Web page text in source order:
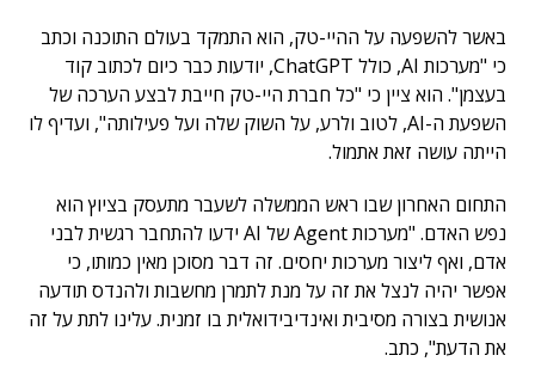
באשר להשפעה על ההיי-טק, הוא התמקד בעולם התוכנה וכתב
כי "מערכות AI, כולל ChatGPT, יודעות כבר כיום לכתוב קוד
בעצמן". הוא ציין כי "כל חברת היי-טק חייבת לבצע הערכה של
השפעת ה-AI, לטוב ולרע, על השוק שלה ועל פעילותה", ועדיף לו
הייתה עושה זאת אתמול.
התחום האחרון שבו ראש הממשלה לשעבר מתעסק בציוץ הוא
נפש האדם. "מערכות Agent של AI ידעו להתחבר רגשית לבני
אדם, ואף ליצור מערכות יחסים. זה דבר מסוכן מאין כמותו, כי
אפשר יהיה לנצל את זה על מנת לתמרן מחשבות ולהנדס תודעה
אנושית בצורה מסיבית ואינדיבידואלית בו זמנית. עלינו לתת על זה
את הדעת", כתב.